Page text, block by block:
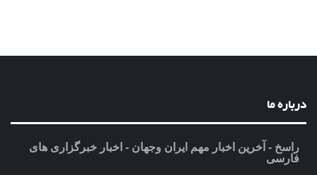
درباره ما
راسخ - آخرین اخبار مهم ایران وجهان - اخبار خبرگزاری های
فارسی